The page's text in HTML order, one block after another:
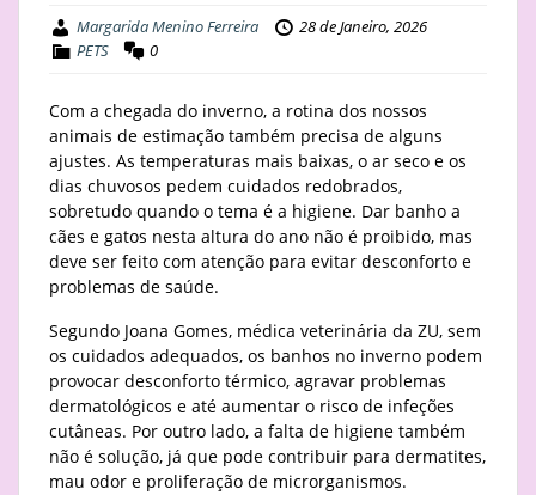
Margarida Menino Ferreira
28 de Janeiro, 2026
PETS
0
Com a chegada do inverno, a rotina dos nossos
animais de estimação também precisa de alguns
ajustes. As temperaturas mais baixas, o ar seco e os
dias chuvosos pedem cuidados redobrados,
sobretudo quando o tema é a higiene. Dar banho a
cães e gatos nesta altura do ano não é proibido, mas
deve ser feito com atenção para evitar desconforto e
problemas de saúde.
Segundo Joana Gomes, médica veterinária da ZU, sem
os cuidados adequados, os banhos no inverno podem
provocar desconforto térmico, agravar problemas
dermatológicos e até aumentar o risco de infeções
cutâneas. Por outro lado, a falta de higiene também
não é solução, já que pode contribuir para dermatites,
mau odor e proliferação de microrganismos.